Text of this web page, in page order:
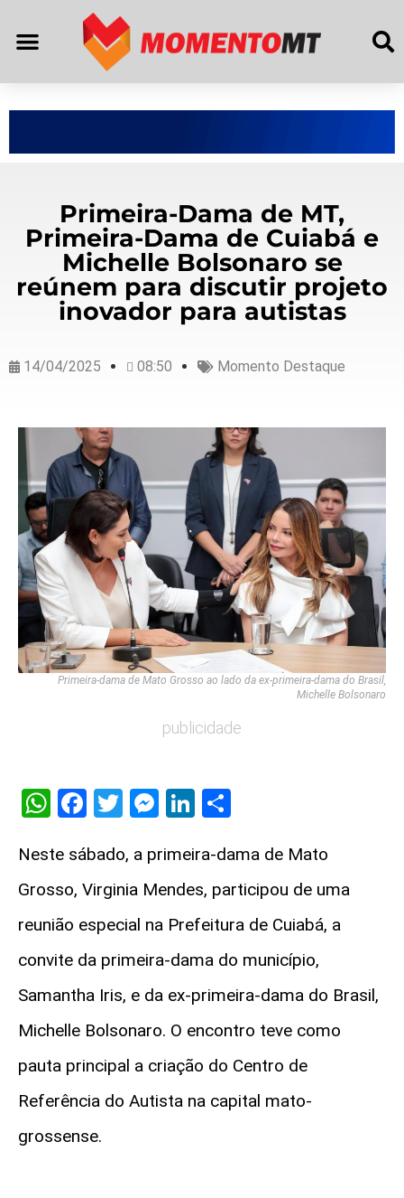
Primeira-Dama de MT,
Primeira-Dama de Cuiabá e
Michelle Bolsonaro se
reúnem para discutir projeto
inovador para autistas
14/04/2025 08:50 Momento Destaque
Primeira-dama de Mato Grosso ao lado da ex-primeira-dama do Brasil,
Michelle Bolsonaro
publicidade
WhatsApp
Facebook
Twitter
Messenger
LinkedIn
Neste sábado, a primeira-dama de Mato
Grosso, Virginia Mendes, participou de uma
reunião especial na Prefeitura de Cuiabá, a
convite da primeira-dama do município,
Samantha Iris, e da ex-primeira-dama do Brasil,
Michelle Bolsonaro. O encontro teve como
pauta principal a criação do Centro de
Referência do Autista na capital mato-
grossense.